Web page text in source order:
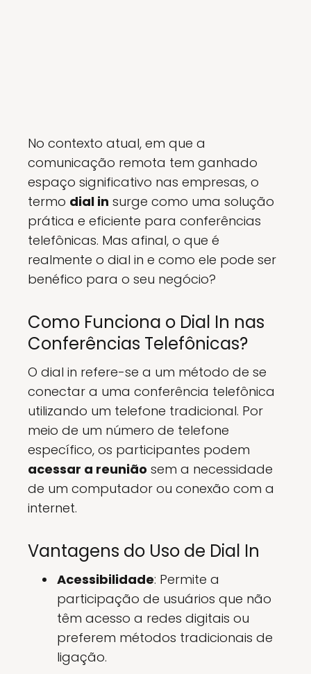
No contexto atual, em que a
comunicação remota tem ganhado
espaço significativo nas empresas, o
termo dial in surge como uma solução
prática e eficiente para conferências
telefônicas. Mas afinal, o que é
realmente o dial in e como ele pode ser
benéfico para o seu negócio?
Como Funciona o Dial In nas
Conferências Telefônicas?
O dial in refere-se a um método de se
conectar a uma conferência telefônica
utilizando um telefone tradicional. Por
meio de um número de telefone
específico, os participantes podem
acessar a reunião sem a necessidade
de um computador ou conexão com a
internet.
Vantagens do Uso de Dial In
Acessibilidade: Permite a
participação de usuários que não
têm acesso a redes digitais ou
preferem métodos tradicionais de
ligação.